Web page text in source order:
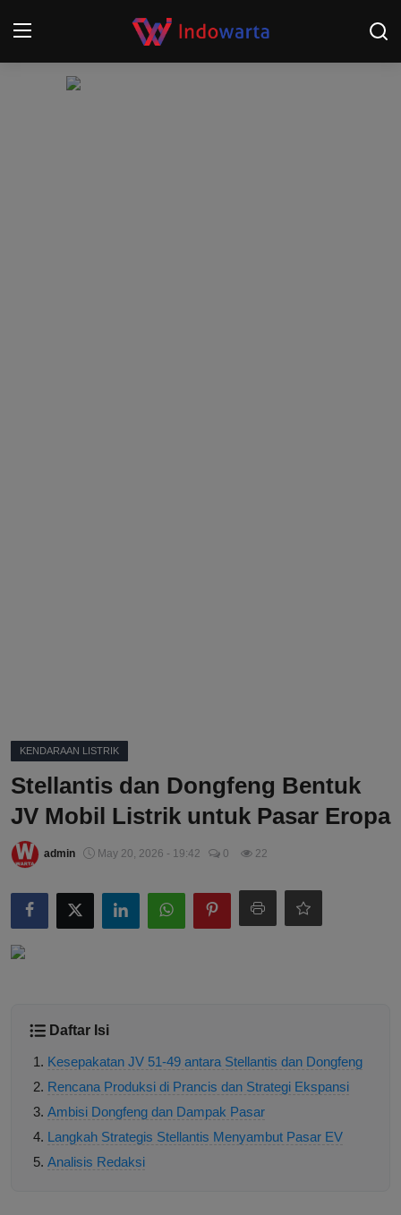
KENDARAAN LISTRIK
Stellantis dan Dongfeng Bentuk
JV Mobil Listrik untuk Pasar Eropa
admin May 20, 2026 - 19:42 0 22
Daftar Isi
Kesepakatan JV 51-49 antara Stellantis dan Dongfeng
Rencana Produksi di Prancis dan Strategi Ekspansi
Ambisi Dongfeng dan Dampak Pasar
Langkah Strategis Stellantis Menyambut Pasar EV
Analisis Redaksi